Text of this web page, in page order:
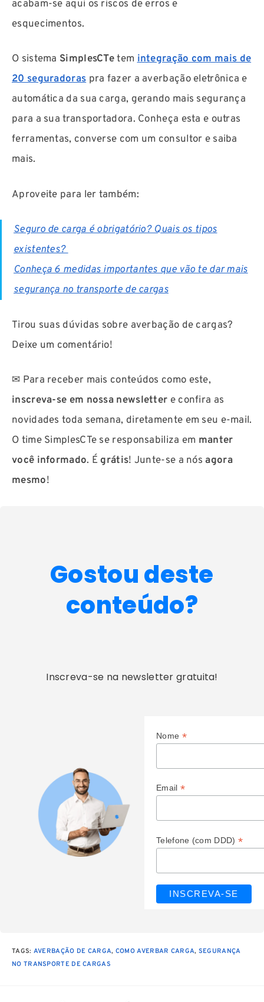
acabam-se aqui os riscos de erros e
esquecimentos.
O sistema SimplesCTetemintegração com mais de
20 seguradoras pra fazer a averbação eletrônica e
automática da sua carga, gerando mais segurança
para a sua transportadora. Conheça esta e outras
ferramentas, converse com um consultor e saiba
mais.
Aproveite para ler também:
Seguro de carga é obrigatório? Quais os tipos
existentes?
Conheça 6 medidas importantes que vão te dar mais
segurança no transporte de cargas
Tirou suas dúvidas sobre averbação de cargas?
Deixe um comentário!
✉ Para receber mais conteúdos como este,
inscreva-se em nossa newsletter e confira as
novidades toda semana, diretamente em seu e-mail.
O time SimplesCTe se responsabiliza em manter
você informado. É grátis! Junte-se a nós agora
mesmo!
Gostou deste
conteúdo?
Inscreva-se na newsletter gratuita!
Nome *
Email *
Telefone (com DDD) *
TAGS: AVERBAÇÃO DE CARGA, COMO AVERBAR CARGA, SEGURANÇA
NO TRANSPORTE DE CARGAS